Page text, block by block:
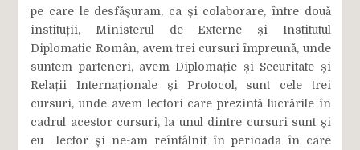
pe care le desfășuram, ca și colaborare, între două
instituții, Ministerul de Externe și Institutul
Diplomatic Român, avem trei cursuri împreună, unde
suntem parteneri, avem Diplomație și Securitate și
Relații Internaționale și Protocol, sunt cele trei
cursuri, unde avem lectori care prezintă lucrările în
cadrul acestor cursuri, la unul dintre cursuri sunt și
eu lector și ne-am reîntâlnit în perioada în care